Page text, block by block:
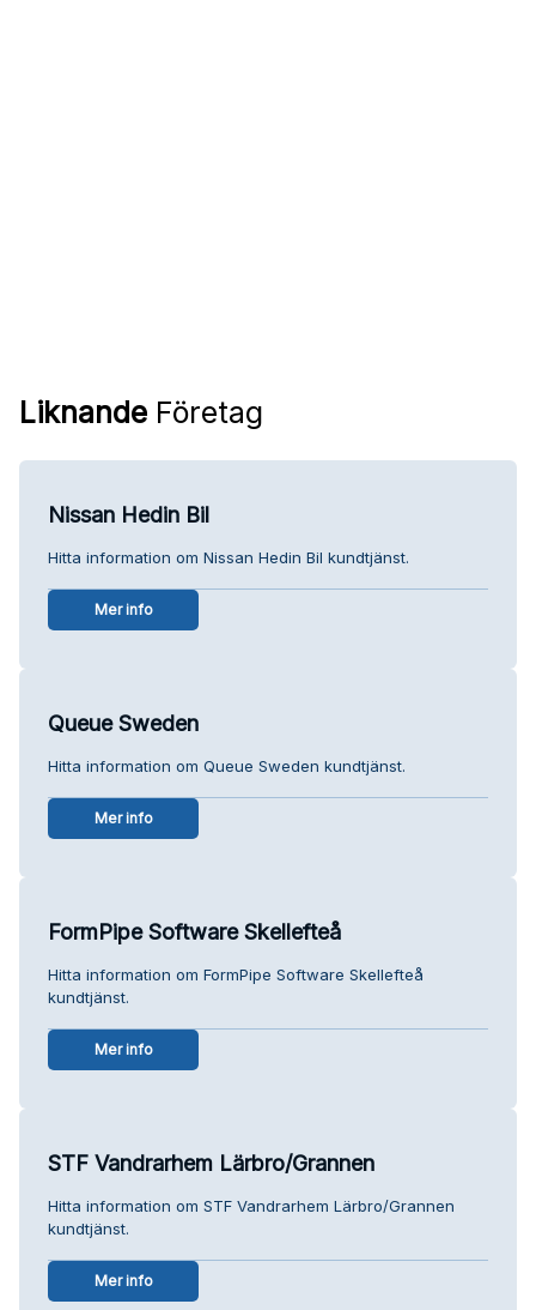
Liknande Företag
Nissan Hedin Bil
Hitta information om Nissan Hedin Bil kundtjänst.
Mer info
Queue Sweden
Hitta information om Queue Sweden kundtjänst.
Mer info
FormPipe Software Skellefteå
Hitta information om FormPipe Software Skellefteå
kundtjänst.
Mer info
STF Vandrarhem Lärbro/Grannen
Hitta information om STF Vandrarhem Lärbro/Grannen
kundtjänst.
Mer info